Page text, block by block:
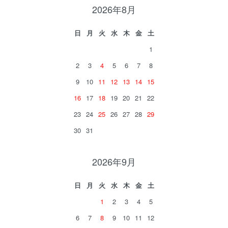
2026年8月
日 月 火 水 木 金
土
1
2
3 4 5 6 7
8
9
10 11 12 13 14 15
16 17 18 19 20 21
22
23 24 25 26 27 28 29
30 31
2026年9月
日 月 火 水 木 金
土
1
2 3 4
5
6
7 8 9 10 11
12